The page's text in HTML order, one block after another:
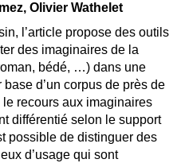
Olivier Wathelet
l’article propose des outils
des imaginaires de la
bédé, …) dans une
d’un corpus de près de
recours aux imaginaires
différentié selon le support
possible de distinguer des
d’usage qui sont